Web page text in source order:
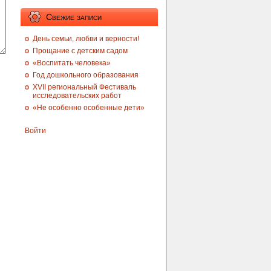
Свежие записи
День семьи, любви и верности!
Прощание с детским садом
«Воспитать человека»
Год дошкольного образования
XVII региональный Фестиваль
исследовательских работ
«Не особенно особенные дети»
Войти